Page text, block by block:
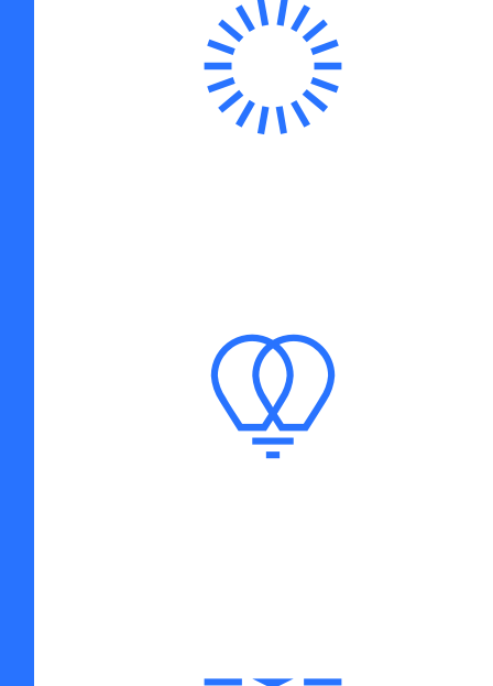
SVILUPPO SOSTENIBILE
INNOVAZIONE SOCIALE